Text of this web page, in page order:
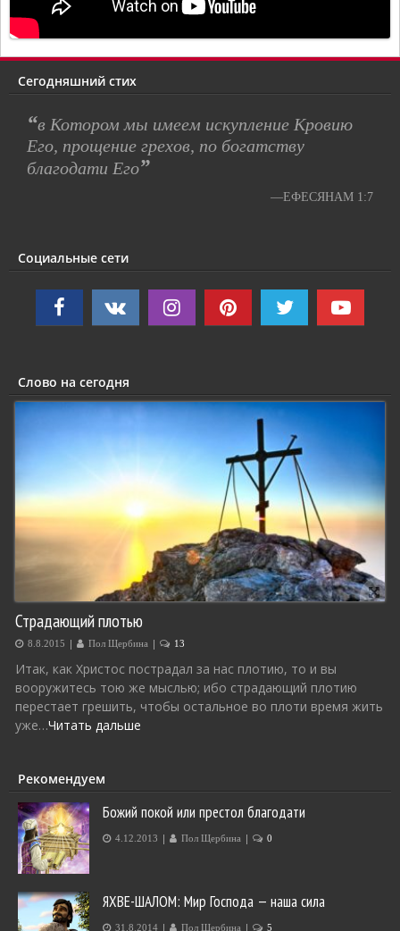
Сегодняшний стих
“в Котором мы имеем искупление Кровию
Его, прощение грехов, по богатству
благодати Его”
—ЕФЕСЯНАМ 1:7
Социальные сети
Слово на сегодня
Страдающий плотью
8.8.2015 | Пол Щербина | 13
Итак, как Христос пострадал за нас плотию, то и вы
вооружитесь тою же мыслью; ибо страдающий плотию
перестает грешить, чтобы остальное во плоти время жить
уже…Читать дальше
Рекомендуем
Божий покой или престол благодати
4.12.2013 | Пол Щербина | 0
ЯХВЕ-ШАЛОМ: Мир Господа — наша сила
31.8.2014 | Пол Щербина | 5